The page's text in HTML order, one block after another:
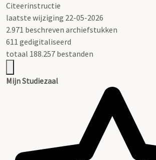
Citeerinstructie
laatste wijziging 22-05-2026
2.971 beschreven archiefstukken
611 gedigitaliseerd
totaal 188.257 bestanden
Mijn Studiezaal